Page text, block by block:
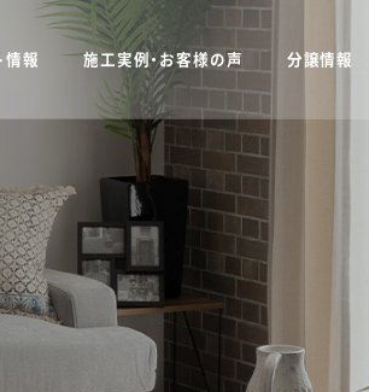
情報 施工実例・お客様の声 分譲情報